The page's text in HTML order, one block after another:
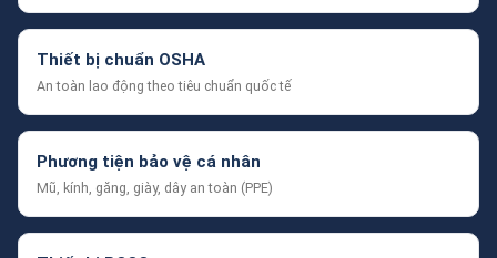
Thiết bị chuẩn OSHA
An toàn lao động theo tiêu chuẩn quốc tế
Phương tiện bảo vệ cá nhân
Mũ, kính, găng, giày, dây an toàn (PPE)